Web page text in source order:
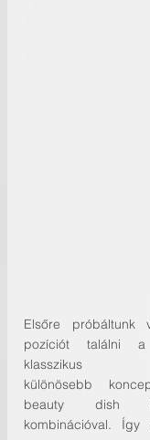
Elsőre próbáltunk
pozíciót találni
klasszikus
különösebb
beauty dish
kombinációval.